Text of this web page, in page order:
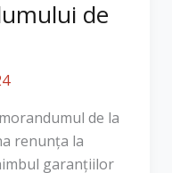
de
de la
renunța la
garanțiilor